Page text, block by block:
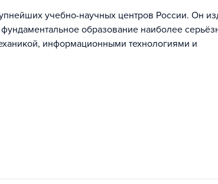
учебно-научных центров России. Он
образование наиболее
информационными технологиями и